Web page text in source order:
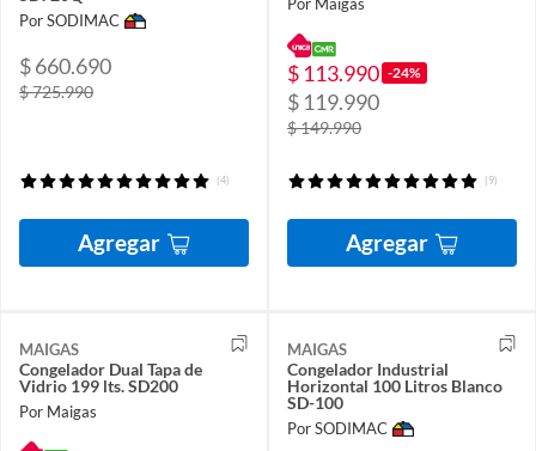
Por SODIMAC
$ 660.690
$ 725.990
(4)
Agregar
Por Maigas
$ 113.990 -24%
$ 119.990
$ 149.990
(9)
Agregar
MAIGAS
Congelador Dual Tapa de
Vidrio 199 lts. SD200
Por Maigas
MAIGAS
Congelador Industrial
Horizontal 100 Litros Blanco
SD-100
Por SODIMAC